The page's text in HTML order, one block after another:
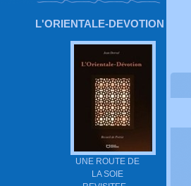
L'ORIENTALE-DEVOTION
UNE ROUTE DE
LA SOIE